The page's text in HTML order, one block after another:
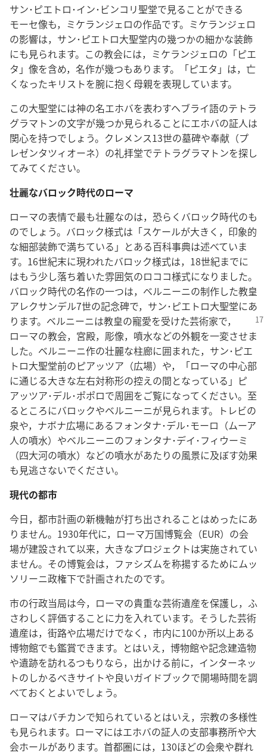
サン･ピエトロ･イン･ビンコリ聖堂で見ることができる
モーセ像も，ミケランジェロの作品です。ミケランジェロ
の影響は，サン･ピエトロ大聖堂内の幾つかの細かな装飾
にも見られます。この教会には，ミケランジェロの「ピエ
タ」像を含め，名作が幾つもあります。「ピエタ」は，亡
くなったキリストを腕に抱く母親を表現しています。
この大聖堂には神の名エホバを表わすヘブライ語のテトラ
グラマトンの文字が幾つか見られることにエホバの証人は
関心を持つでしょう。クレメンス13世の墓碑や奉献（プ
レゼンタツィオーネ）の礼拝堂でテトラグラマトンを探し
てみてください。
壮麗なバロック時代のローマ
ローマの表情で最も壮麗なのは，恐らくバロック時代のも
のでしょう。バロック様式は「スケールが大きく，印象的
な細部装飾で満ちている」とある百科事典は述べていま
す。16世紀末に現われたバロック様式は，18世紀までに
はもう少し落ち着いた雰囲気のロココ様式になりました。
バロック時代の名作の一つは，ベルニーニの制作した教皇
アレクサンデル7世の記念碑で，サン･ピエトロ大聖堂にあ
ります。ベルニーニは教皇の寵愛を受けた芸術家で，
ローマの教会，宮殿，彫像，噴水などの外観を一変させま
した。ベルニーニ作の壮麗な柱廊に囲まれた，サン･ピエ
トロ大聖堂前のピアッツア（広場）や，「ローマの中心部
に通じる大きな左右対称形の控えの間となっている」ピ
アッツア･デル･ポポロで周囲をご覧になってください。至
るところにバロックやベルニーニが見られます。トレビの
泉や，ナボナ広場にあるフォンタナ･デル･モーロ（ムーア
人の噴水）やベルニーニのフォンタナ･デイ･フィウーミ
（四大河の噴水）などの噴水があたりの風景に及ぼす効果
も見逃さないでください。
現代の都市
今日，都市計画の新機軸が打ち出されることはめったにあ
りません。1930年代に，ローマ万国博覧会（EUR）の会
場が建設されて以来，大きなプロジェクトは実施されてい
ません。その博覧会は，ファシズムを称揚するためにムッ
ソリーニ政権下で計画されたのです。
市の行政当局は今，ローマの貴重な芸術遺産を保護し，ふ
さわしく評価することに力を入れています。そうした芸術
遺産は，街路や広場だけでなく，市内に100か所以上ある
博物館でも鑑賞できます。とはいえ，博物館や記念建造物
や遺跡を訪れるつもりなら，出かける前に，インターネッ
トのしかるべきサイトや良いガイドブックで開場時間を調
べておくとよいでしょう。
ローマはバチカンで知られているとはいえ，宗教の多様性
も見られます。ローマにはエホバの証人の支部事務所や大
会ホールがあります。首都圏には，130ほどの会衆や群れ